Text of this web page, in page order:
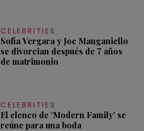
CELEBRITIES
Sofía Vergara y Joe Manganiello
se divorcian después de 7 años
de matrimonio
CELEBRITIES
El elenco de ‘Modern Family’ se
reúne para una boda